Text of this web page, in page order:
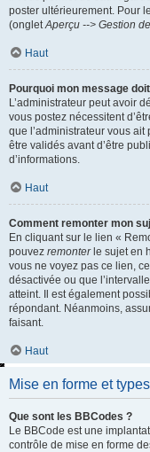
poster ultérieurement. Pour
(ongletAperçu --> Gestion
Haut
Pourquoi mon message
L’administrateur peut avoir
vous postez nécessitent
que l’administrateur vous
être validés avant d’être
d’informations.
Haut
Comment remonter mon
En cliquant sur le lien «
pouvez remonterle sujet en
vous ne voyez pas ce lien,
désactivée ou que
atteint. Il est également
répondant. Néanmoins,
faisant.
Haut
Mise en forme et
Que sont les BBCodes ?
Le BBCode est une
contrôle de mise en forme